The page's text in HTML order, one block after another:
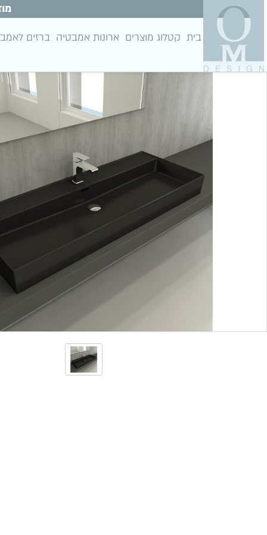
בית קטלוג מוצרים ארונות אמבטיה ברזים